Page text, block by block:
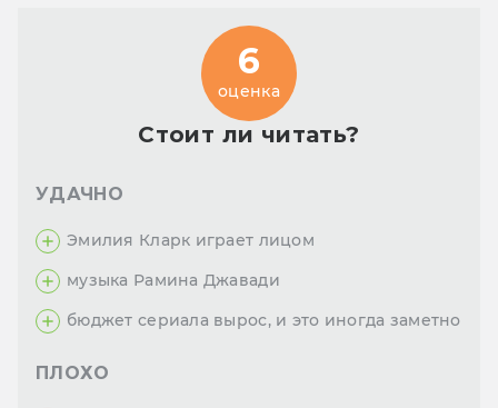
Стоит ли читать?
6
оценка
УДАЧНО
Эмилия Кларк играет лицом
музыка Рамина Джавади
бюджет сериала вырос, и это иногда заметно
ПЛОХО